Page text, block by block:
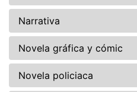
Narrativa
Novela gráfica y cómic
Novela policiaca